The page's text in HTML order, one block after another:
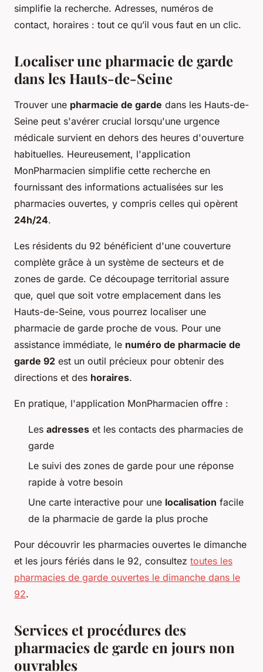
simplifie la recherche. Adresses, numéros de
contact, horaires : tout ce qu’il vous faut en un clic.
Localiser une pharmacie de garde
dans les Hauts-de-Seine
Trouver une pharmacie de garde dans les Hauts-de-
Seine peut s'avérer crucial lorsqu'une urgence
médicale survient en dehors des heures d'ouverture
habituelles. Heureusement, l'application
MonPharmacien simplifie cette recherche en
fournissant des informations actualisées sur les
pharmacies ouvertes, y compris celles qui opèrent
24h/24.
Les résidents du 92 bénéficient d'une couverture
complète grâce à un système de secteurs et de
zones de garde. Ce découpage territorial assure
que, quel que soit votre emplacement dans les
Hauts-de-Seine, vous pourrez localiser une
pharmacie de garde proche de vous. Pour une
assistance immédiate, le numéro de pharmacie de
garde 92 est un outil précieux pour obtenir des
directions et des horaires.
En pratique, l'application MonPharmacien offre :
Les adresses et les contacts des pharmacies de
garde
Le suivi des zones de garde pour une réponse
rapide à votre besoin
Une carte interactive pour une localisation facile
de la pharmacie de garde la plus proche
Pour découvrir les pharmacies ouvertes le dimanche
et les jours fériés dans le 92, consultez toutes les
pharmacies de garde ouvertes le dimanche dans le
92.
Services et procédures des
pharmacies de garde en jours non
ouvrables